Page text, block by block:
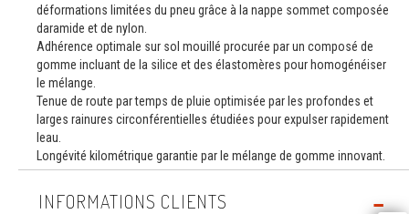
déformations limitées du pneu grâce à la nappe sommet composée
daramide et de nylon.
Adhérence optimale sur sol mouillé procurée par un composé de
gomme incluant de la silice et des élastomères pour homogénéiser
le mélange.
Tenue de route par temps de pluie optimisée par les profondes et
larges rainures circonférentielles étudiées pour expulser rapidement
leau.
Longévité kilométrique garantie par le mélange de gomme innovant.
INFORMATIONS CLIENTS